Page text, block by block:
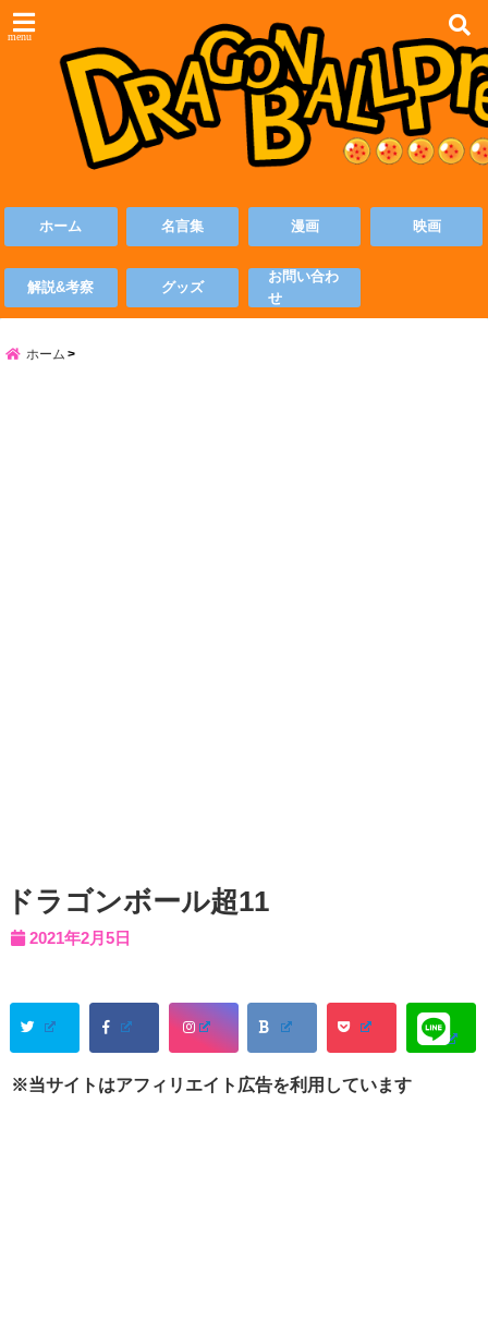
menu
ホーム 名言集 漫画 映画
解説&考察 グッズ
お問い合わ
せ
ホーム
ドラゴンボール超11
2021年2月5日
※当サイトはアフィリエイト広告を利用しています